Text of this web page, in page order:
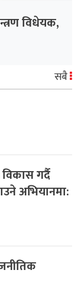
विधेयक,
सबै
गर्दै
अभियानमा: